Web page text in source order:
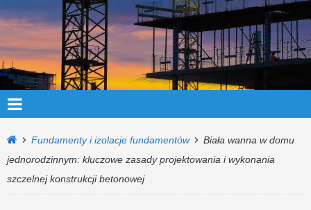
Fundamenty i izolacje fundamentów
Biała wanna w domu
jednorodzinnym: kluczowe zasady projektowania i wykonania
szczelnej konstrukcji betonowej